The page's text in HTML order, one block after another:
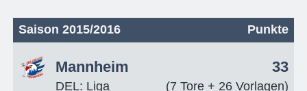
Saison 2015/2016 Punkte
Mannheim
DEL: Liga
33
(7 Tore + 26 Vorlagen)